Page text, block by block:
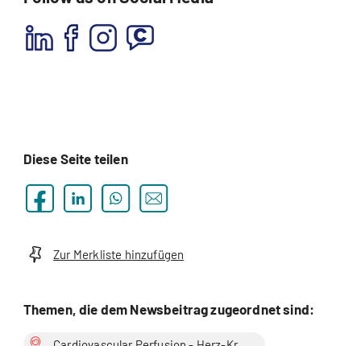
Diese Seite teilen
Zur Merkliste hinzufügen
Themen, die dem Newsbeitrag zugeordnet sind: